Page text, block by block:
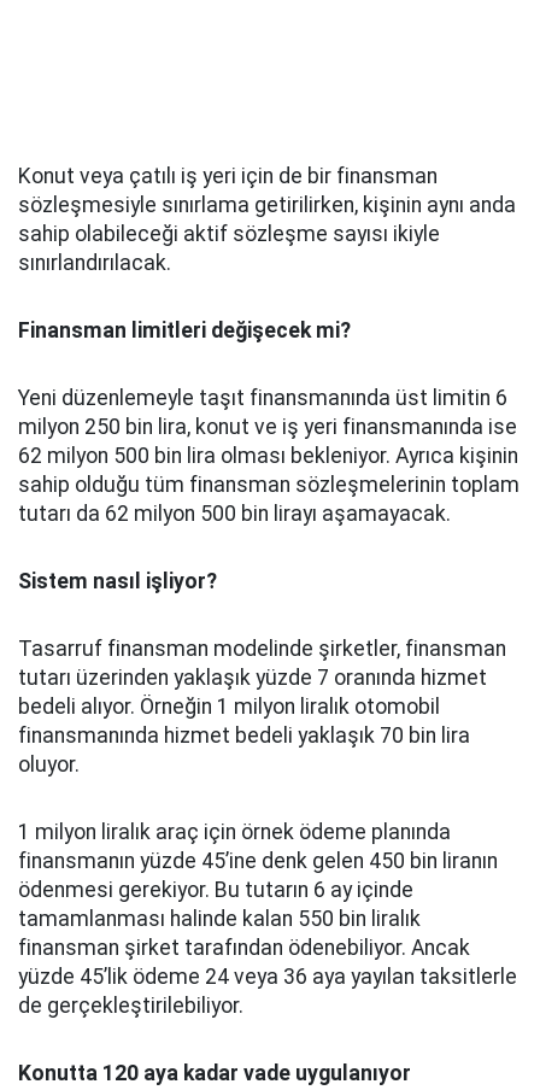
Konut veya çatılı iş yeri için de bir finansman
sözleşmesiyle sınırlama getirilirken, kişinin aynı anda
sahip olabileceği aktif sözleşme sayısı ikiyle
sınırlandırılacak.
Finansman limitleri değişecek mi?
Yeni düzenlemeyle taşıt finansmanında üst limitin 6
milyon 250 bin lira, konut ve iş yeri finansmanında ise
62 milyon 500 bin lira olması bekleniyor. Ayrıca kişinin
sahip olduğu tüm finansman sözleşmelerinin toplam
tutarı da 62 milyon 500 bin lirayı aşamayacak.
Sistem nasıl işliyor?
Tasarruf finansman modelinde şirketler, finansman
tutarı üzerinden yaklaşık yüzde 7 oranında hizmet
bedeli alıyor. Örneğin 1 milyon liralık otomobil
finansmanında hizmet bedeli yaklaşık 70 bin lira
oluyor.
1 milyon liralık araç için örnek ödeme planında
finansmanın yüzde 45’ine denk gelen 450 bin liranın
ödenmesi gerekiyor. Bu tutarın 6 ay içinde
tamamlanması halinde kalan 550 bin liralık
finansman şirket tarafından ödenebiliyor. Ancak
yüzde 45’lik ödeme 24 veya 36 aya yayılan taksitlerle
de gerçekleştirilebiliyor.
Konutta 120 aya kadar vade uygulanıyor